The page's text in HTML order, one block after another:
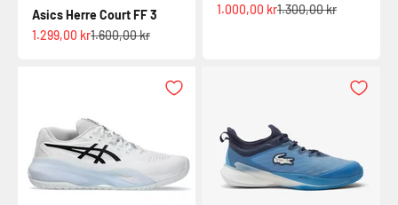
Asics Herre Court FF 3
Salgspris
1.299,00 krNormalpris
1.600,00 kr
Salgspris
1.000,00 krNormalpris
1.300,00 kr